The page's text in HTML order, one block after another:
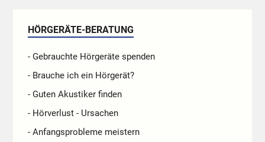
HÖRGERÄTE-BERATUNG
- Gebrauchte Hörgeräte spenden
- Brauche ich ein Hörgerät?
- Guten Akustiker finden
- Hörverlust - Ursachen
- Anfangsprobleme meistern